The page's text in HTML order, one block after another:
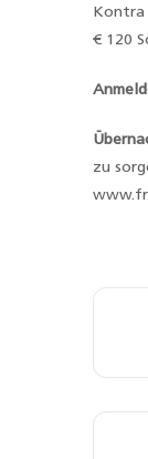
Kontra
€ 120
zu